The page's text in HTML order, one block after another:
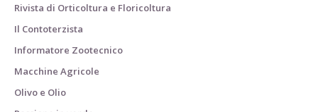
Rivista di Orticoltura e Floricoltura
Il Contoterzista
Informatore Zootecnico
Macchine Agricole
Olivo e Olio